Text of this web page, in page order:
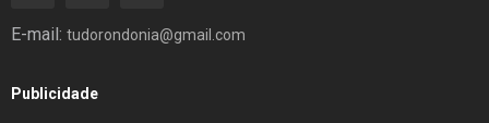
E-mail: tudorondonia@gmail.com
Publicidade